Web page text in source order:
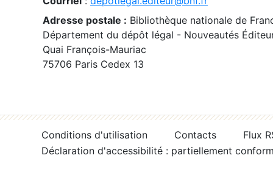
Adresse postale : Bibliothèque nationale de
Département du dépôt légal - Nouveautés
Quai François-Mauriac
75706 Paris Cedex 13
Conditions d'utilisation Contacts
Flux
Déclaration d'accessibilité : partiellement